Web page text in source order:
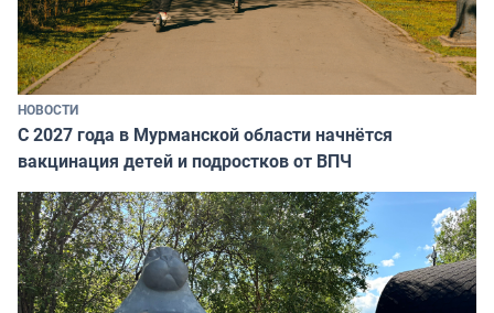
НОВОСТИ
С 2027 года в Мурманской области начнётся
вакцинация детей и подростков от ВПЧ